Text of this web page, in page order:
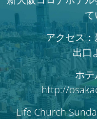
て
アクセス
出口
ホ
http://
Life Church